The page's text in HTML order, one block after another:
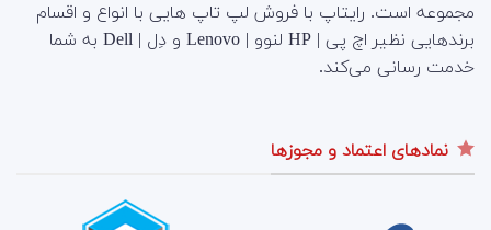
مجموعه است. رایتاپ با فروش لپ تاپ هایی با انواع و اقسام
برندهایی نظیر اچ پی | HP لنوو | Lenovo و دِل | Dell به شما
خدمت رسانی می‌کند.
نمادهای اعتماد و مجوزها